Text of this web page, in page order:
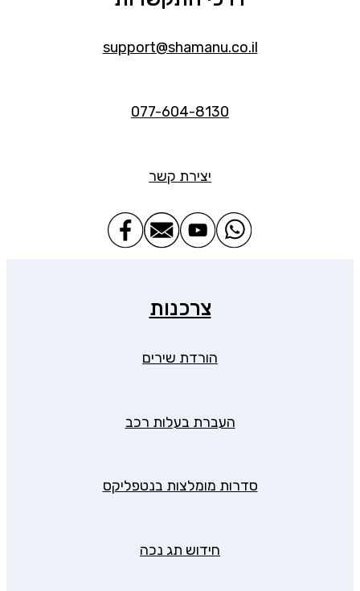
support@shamanu.co.il
077-604-8130
יצירת קשר
צרכנות
הורדת שירים
העברת בעלות רכב
סדרות מומלצות בנטפליקס
חידוש תג נכה